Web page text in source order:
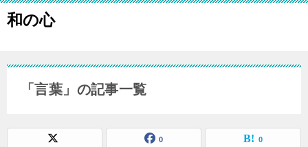
和の心
「言葉」の記事一覧
0 0